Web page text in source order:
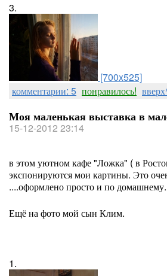
3.
[700x525]
комментарии: 5 понравилось!
Моя маленькая выставка в
15-12-2012 23:14
в этом уютном кафе "Ложка" ( в
экспонируются мои картины. Это
....оформлено просто и по домашнему.
Ещё на фото мой сын Клим.
1.